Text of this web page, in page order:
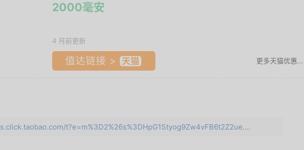
2000毫安
4 月前更新
值达链接 > 更多天猫优惠...
s.click.taobao.com/t?e=m%3D2%26s%3DHpG1Styog9Zw4vFB6t2Z2ue....